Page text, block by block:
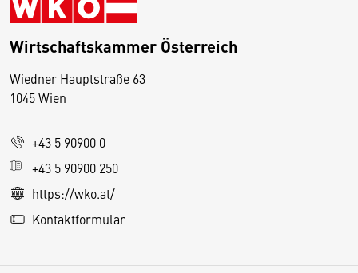
Wirtschaftskammer Österreich
Wiedner Hauptstraße 63
1045 Wien
+43 5 90900 0
+43 5 90900 250
https://wko.at/
Kontaktformular
D
s
e
S
e